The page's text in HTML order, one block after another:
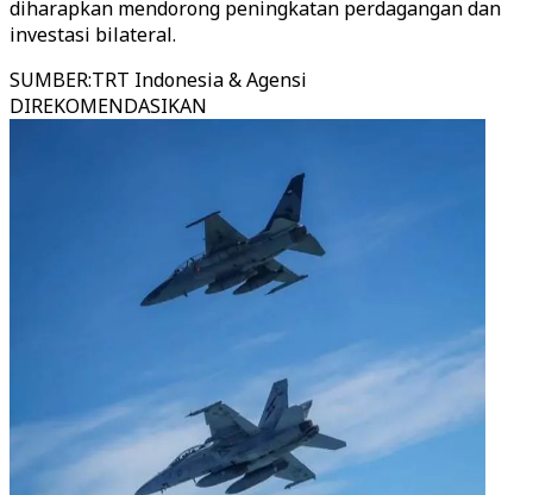
diharapkan mendorong peningkatan perdagangan dan
investasi bilateral.
SUMBER:TRT Indonesia & Agensi
DIREKOMENDASIKAN